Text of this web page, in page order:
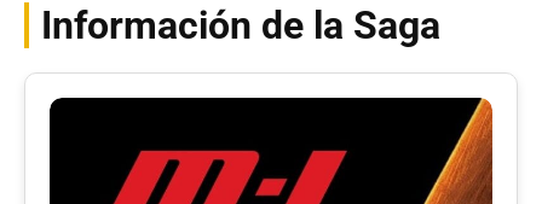
Información de la Saga